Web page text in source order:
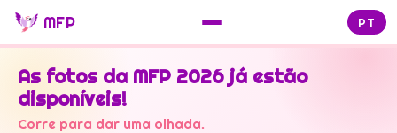
MFP PT
As fotos da MFP 2026 já estão
disponíveis!
Corre para dar uma olhada.